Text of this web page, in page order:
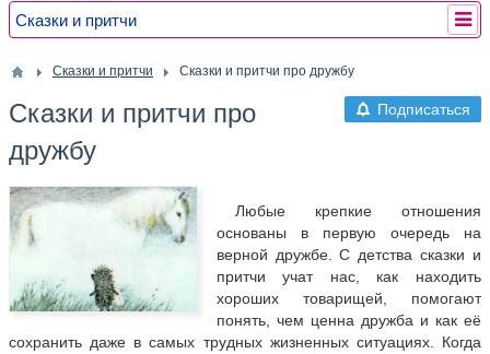
Сказки и притчи
Сказки и притчи Сказки и притчи про дружбу
Подписаться
Сказки и притчи про
дружбу
Любые крепкие отношения
основаны в первую очередь на
верной дружбе. С детства сказки и
притчи учат нас, как находить
хороших товарищей, помогают
понять, чем ценна дружба и как её
сохранить даже в самых трудных жизненных ситуациях. Когда